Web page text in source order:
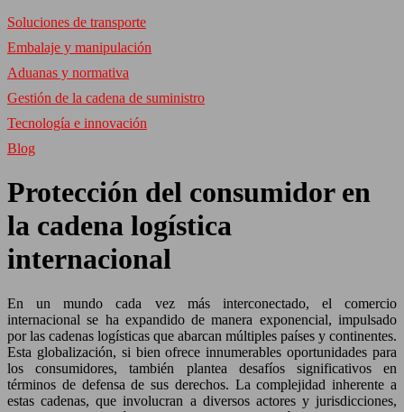
Soluciones de transporte
Embalaje y manipulación
Aduanas y normativa
Gestión de la cadena de suministro
Tecnología e innovación
Blog
Protección del consumidor en
la cadena logística
internacional
En un mundo cada vez más interconectado, el comercio
internacional se ha expandido de manera exponencial, impulsado
por las cadenas logísticas que abarcan múltiples países y continentes.
Esta globalización, si bien ofrece innumerables oportunidades para
los consumidores, también plantea desafíos significativos en
términos de defensa de sus derechos. La complejidad inherente a
estas cadenas, que involucran a diversos actores y jurisdicciones,